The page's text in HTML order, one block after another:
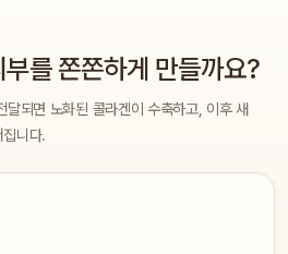
를 쫀쫀하게 만들까요?
달되면 노화된 콜라겐이 수축하고, 이후 새
니다.